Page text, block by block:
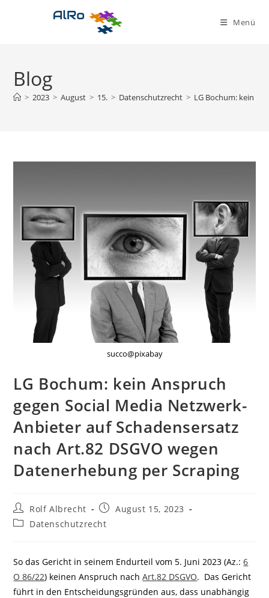
Menü
Blog
> 2023 > August > 15. > Datenschutzrecht > LG Bochum: kein
succo@pixabay
LG Bochum: kein Anspruch
gegen Social Media Netzwerk-
Anbieter auf Schadensersatz
nach Art.82 DSGVO wegen
Datenerhebung per Scraping
Beitrags-
Autor:
Rolf Albrecht
Beitrag
veröffentlicht:
August 15, 2023
Beitrags-
Datenschutzrecht
So das Gericht in seinem Endurteil vom 5. Juni 2023 (Az.:6
O 86/22) keinen Anspruch nachArt.82 DSGVO. Das Gericht
führt in den Entscheidungsgründen aus, dass unabhängig